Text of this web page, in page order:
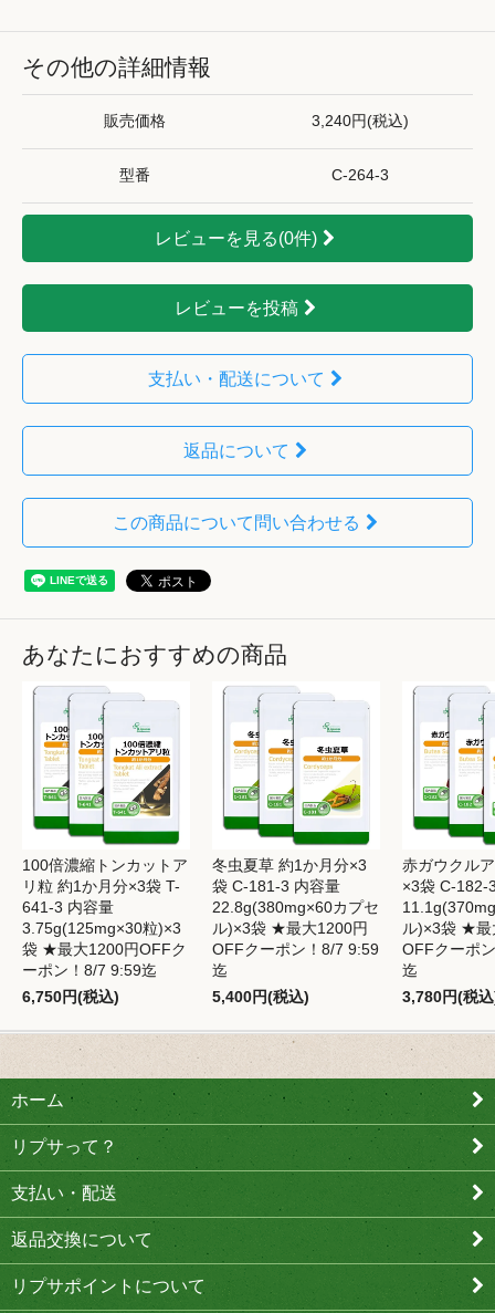
その他の詳細情報
販売価格 3,240円(税込)
型番 C-264-3
レビューを見る(0件)
レビューを投稿
支払い・配送について
返品について
この商品について問い合わせる
あなたにおすすめの商品
100倍濃縮トンカットア
リ粒 約1か月分×3袋 T-
641-3 内容量
3.75g(125mg×30粒)×3
袋 ★最大1200円OFFク
ーポン！8/7 9:59迄
6,750円(税込)
冬虫夏草 約1か月分×3
袋 C-181-3 内容量
22.8g(380mg×60カプセ
ル)×3袋 ★最大1200円
OFFクーポン！8/7 9:59
迄
5,400円(税込)
赤ガウクル
×3袋 C-182-
ル)×3袋 ★最
OFFクーポ
迄
3,780円(税
ホーム
リプサって？
支払い・配送
返品交換について
リプサポイントについて